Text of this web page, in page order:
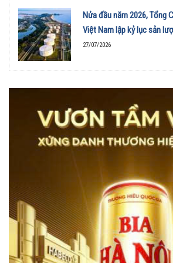
Nửa đầu năm 2026, Tổng
Việt Nam lập kỷ lục sản
27/07/2026